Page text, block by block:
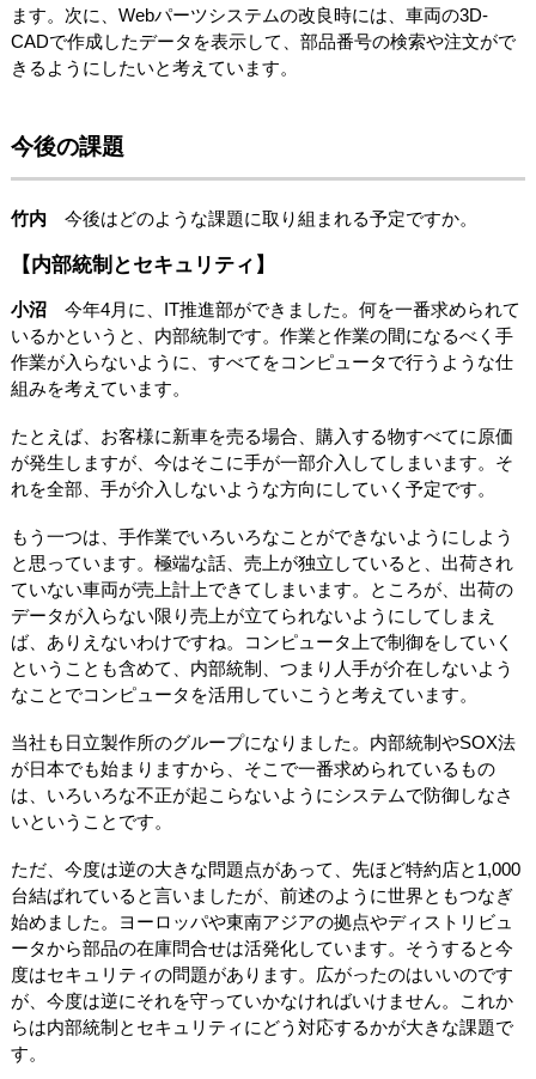
ます。次に、Webパーツシステムの改良時には、車両の3D-
CADで作成したデータを表示して、部品番号の検索や注文がで
きるようにしたいと考えています。
今後の課題
竹内今後はどのような課題に取り組まれる予定ですか。
【内部統制とセキュリティ】
小沼今年4月に、IT推進部ができました。何を一番求められて
いるかというと、内部統制です。作業と作業の間になるべく手
作業が入らないように、すべてをコンピュータで行うような仕
組みを考えています。
たとえば、お客様に新車を売る場合、購入する物すべてに原価
が発生しますが、今はそこに手が一部介入してしまいます。そ
れを全部、手が介入しないような方向にしていく予定です。
もう一つは、手作業でいろいろなことができないようにしよう
と思っています。極端な話、売上が独立していると、出荷され
ていない車両が売上計上できてしまいます。ところが、出荷の
データが入らない限り売上が立てられないようにしてしまえ
ば、ありえないわけですね。コンピュータ上で制御をしていく
ということも含めて、内部統制、つまり人手が介在しないよう
なことでコンピュータを活用していこうと考えています。
当社も日立製作所のグループになりました。内部統制やSOX法
が日本でも始まりますから、そこで一番求められているもの
は、いろいろな不正が起こらないようにシステムで防御しなさ
いということです。
ただ、今度は逆の大きな問題点があって、先ほど特約店と1,000
台結ばれていると言いましたが、前述のように世界ともつなぎ
始めました。ヨーロッパや東南アジアの拠点やディストリビュ
ータから部品の在庫問合せは活発化しています。そうすると今
度はセキュリティの問題があります。広がったのはいいのです
が、今度は逆にそれを守っていかなければいけません。これか
らは内部統制とセキュリティにどう対応するかが大きな課題で
す。